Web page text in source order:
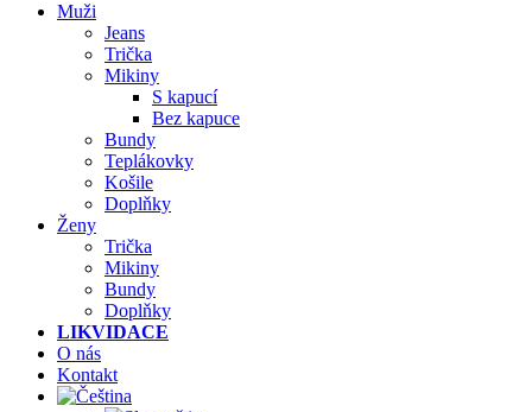
Muži
Jeans
Trička
Mikiny
S kapucí
Bez kapuce
Bundy
Teplákovky
Košile
Doplňky
Ženy
Trička
Mikiny
Bundy
Doplňky
LIKVIDACE
O nás
Kontakt